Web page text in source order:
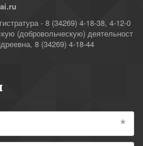
- 8 (34269) 4-18-38, 4-12-0
(добровольческую) деятельност
, 8 (34269) 4-18-44
*